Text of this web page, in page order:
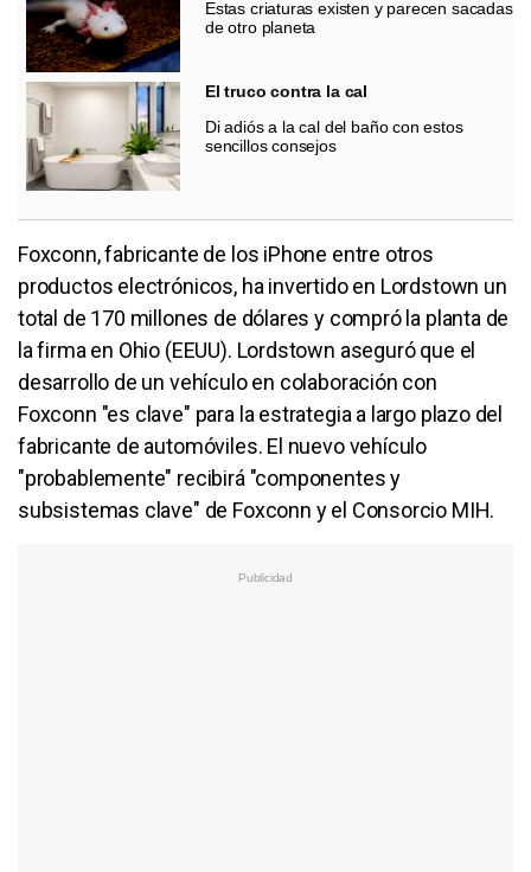
Estas criaturas existen y parecen sacadas
de otro planeta
El truco contra la cal
Di adiós a la cal del baño con estos
sencillos consejos
Foxconn, fabricante de los iPhone entre otros
productos electrónicos, ha invertido en Lordstown un
total de 170 millones de dólares y compró la planta de
la firma en Ohio (EEUU). Lordstown aseguró que el
desarrollo de un vehículo en colaboración con
Foxconn "es clave" para la estrategia a largo plazo del
fabricante de automóviles. El nuevo vehículo
"probablemente" recibirá "componentes y
subsistemas clave" de Foxconn y el Consorcio MIH.